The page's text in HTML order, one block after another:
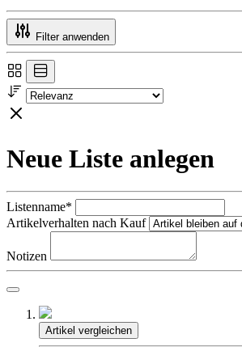
Filter anwenden
Neue Liste anlegen
Listenname*
Artikelverhalten nach Kauf
Notizen
Artikel vergleichen